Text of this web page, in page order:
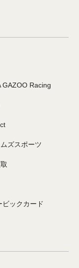
GAZOO Racing
ムズスポーツ
ビックカード